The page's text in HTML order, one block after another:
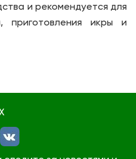
и рекомендуется для
приготовления икры и